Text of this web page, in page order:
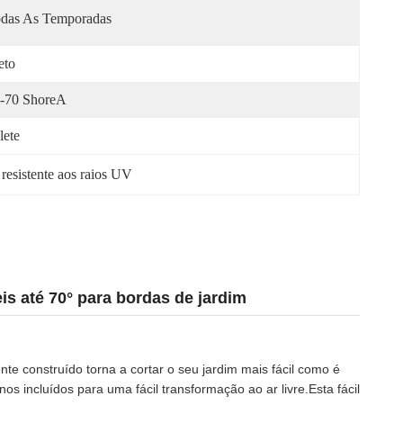
As Temporadas
70 ShoreA
aos raios UV
até 70° para bordas de jardim
construído torna a cortar o seu jardim mais fácil como é
incluídos para uma fácil transformação ao ar livre.Esta fácil